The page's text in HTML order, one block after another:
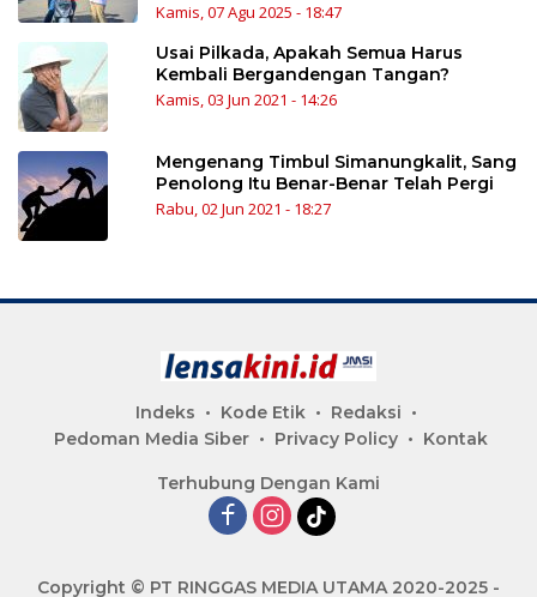
Kamis, 07 Agu 2025 - 18:47
Usai Pilkada, Apakah Semua Harus
Kembali Bergandengan Tangan?
Kamis, 03 Jun 2021 - 14:26
Mengenang Timbul Simanungkalit, Sang
Penolong Itu Benar-Benar Telah Pergi
Rabu, 02 Jun 2021 - 18:27
Indeks Kode Etik
Redaksi
Pedoman Media Siber
Privacy Policy Kontak
Terhubung Dengan Kami
Copyright © PT RINGGAS MEDIA UTAMA 2020-2025 -